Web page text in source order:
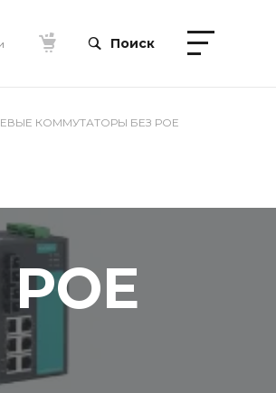
Поиск
КОММУТАТОРЫ БЕЗ РОЕ